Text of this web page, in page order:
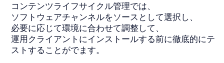
コンテンツライフサイクル管理では、
ソフトウェアチャンネルをソースとして選択し、
必要に応じて環境に合わせて調整して、
運用クライアントにインストールする前に徹底的にテ
ストすることがでます。